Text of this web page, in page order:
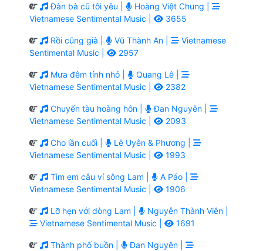
Đàn bà cũ tôi yêu |
Hoàng Việt Chung |
Vietnamese Sentimental Music |
3655
Rồi cũng già | Vũ Thành An |
Vietnamese
Sentimental Music |
2957
Mưa đêm tỉnh nhỏ |
Quang Lê |
Vietnamese Sentimental Music |
2382
Chuyến tàu hoàng hôn |
Đan Nguyên |
Vietnamese Sentimental Music |
2093
Cho lần cuối |
Lê Uyên & Phương |
Vietnamese Sentimental Music |
1993
Tìm em câu ví sông Lam |
A Páo |
Vietnamese Sentimental Music |
1906
Lỡ hẹn với dòng Lam |
Nguyễn Thành Viên |
Vietnamese Sentimental Music |
1691
Thành phố buồn |
Đan Nguyên |